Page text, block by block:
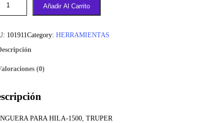
Añadir Al Carrito
101911Category: HERRAMIENTAS
(0)
PARA HILA-1500, TRUPER